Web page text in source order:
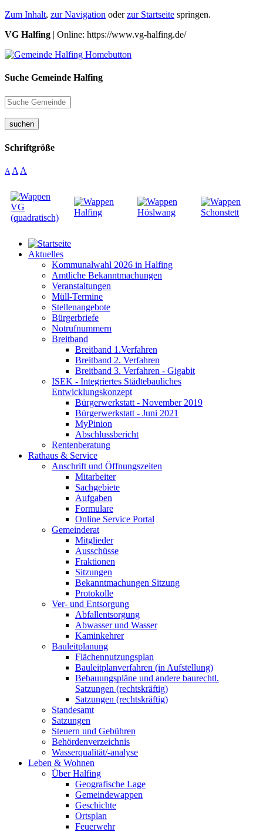
Zum Inhalt, zur Navigation oderzur Startseite springen.
VG Halfing | Online: https://www.vg-halfing.de/
Suche Gemeinde Halfing
suchen
Schriftgröße
A A A
Aktuelles
Kommunalwahl 2026 in Halfing
Amtliche Bekanntmachungen
Veranstaltungen
Müll-Termine
Stellenangebote
Bürgerbriefe
Notrufnummern
Breitband
Breitband 1.Verfahren
Breitband 2. Verfahren
Breitband 3. Verfahren - Gigabit
ISEK - Integriertes Städtebauliches
Entwicklungskonzept
Bürgerwerkstatt - November 2019
Bürgerwerkstatt - Juni 2021
MyPinion
Abschlussbericht
Rentenberatung
Rathaus & Service
Anschrift und Öffnungszeiten
Mitarbeiter
Sachgebiete
Aufgaben
Formulare
Online Service Portal
Gemeinderat
Mitglieder
Ausschüsse
Fraktionen
Sitzungen
Bekanntmachungen Sitzung
Protokolle
Ver- und Entsorgung
Abfallentsorgung
Abwasser und Wasser
Kaminkehrer
Bauleitplanung
Flächennutzungsplan
Bauleitplanverfahren (in Aufstellung)
Bebauungspläne und andere baurechtl.
Satzungen (rechtskräftig)
Satzungen (rechtskräftig)
Standesamt
Satzungen
Steuern und Gebühren
Behördenverzeichnis
Wasserqualität/-analyse
Leben & Wohnen
Über Halfing
Geografische Lage
Gemeindewappen
Geschichte
Ortsplan
Feuerwehr